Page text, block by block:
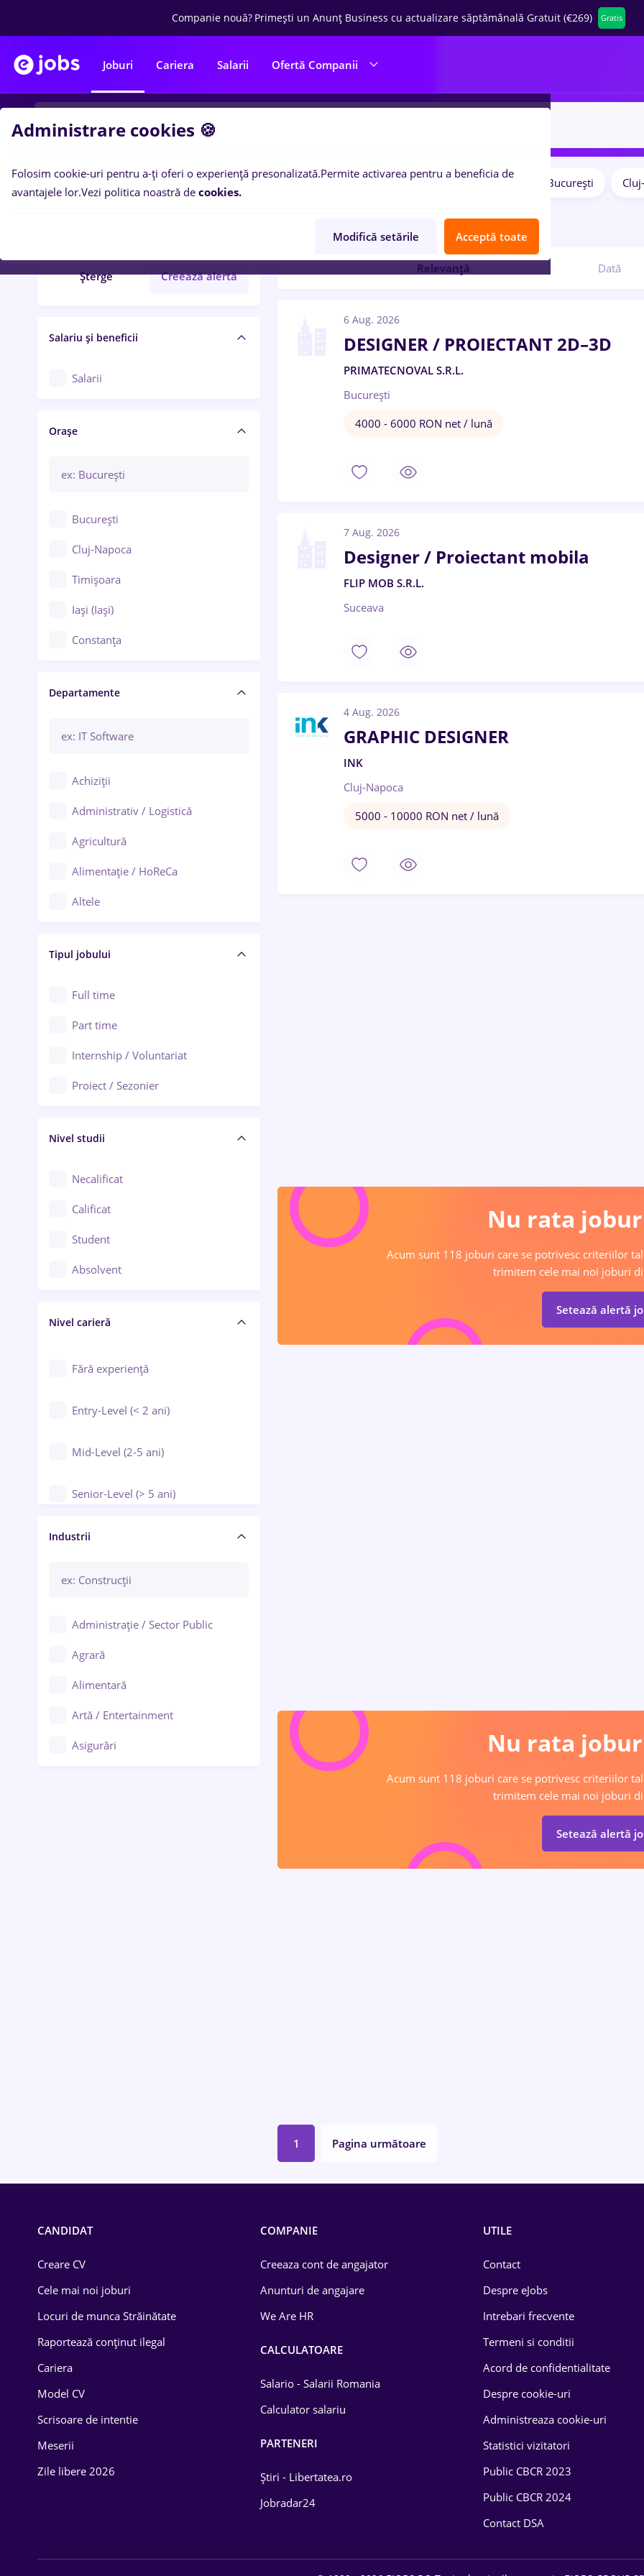
Companie nouă? Primești un Anunț Business cu actualizare săptămânală Gratuit (€269) Gratis
Joburi Cariera Salarii Ofertă Companii
Filtre
Șterge Creează alertă
Salariu și beneficii
Salarii
Orașe
București
Cluj-Napoca
Timișoara
Iași (Iași)
Constanța
Brașov
Bacău
Galați (Galați)
Ploiești
Arad
Baia Mare
Bârlad
Bistrița (Bistrița-Năsăud)
Departamente
Achiziții
Administrativ / Logistică
Agricultură
Alimentație / HoReCa
Altele
Asigurări
Au pair / Babysitter / Curățenie
Audit / Consultanță
Auto / Echipamente
Automatizări
Cercetare - dezvoltare
Chimie / Biochimie
Confecții / Design vestimentar
Construcții / Instalații
Controlul calității
Educație / Training / Arte
Tipul jobului
Full time
Part time
Internship / Voluntariat
Proiect / Sezonier
Nivel studii
Necalificat
Calificat
Student
Absolvent
Nivel carieră
Fără experiență
Entry-Level (< 2 ani)
Mid-Level (2-5 ani)
Senior-Level (> 5 ani)
Manager / Executiv
Industrii
Administrație / Sector Public
Agrară
Alimentară
Artă / Entertainment
Asigurări
București
designer 3d
Relevanță Dată
6 Aug. 2026
DESIGNER / PROIECTANT 2D–3D
PRIMATECNOVAL S.R.L.
București
4000 - 6000 RON net / lună
7 Aug. 2026
Designer / Proiectant mobila
FLIP MOB S.R.L.
Suceava
4 Aug. 2026
GRAPHIC DESIGNER
INK
Cluj-Napoca
5000 - 10000 RON net / lună
Nu rata
Acum sunt 118 joburi care se potrivesc criteriilor
trimitem cele mai noi joburi
Setează alertă
Nu rata
Acum sunt 118 joburi care se potrivesc criteriilor
trimitem cele mai noi joburi
Setează alertă
1 Pagina următoare
CANDIDAT
Creare CV
Cele mai noi joburi
Locuri de munca Străinătate
Raportează conținut ilegal
Cariera
Model CV
Scrisoare de intentie
Meserii
Zile libere 2026
COMPANIE
Creeaza cont de angajator
Anunturi de angajare
We Are HR
CALCULATOARE
Salario - Salarii Romania
Calculator salariu
PARTENERI
Știri - Libertatea.ro
Jobradar24
UTILE
Contact
Despre eJobs
Intrebari frecvente
Termeni si conditii
Acord de confidentialitate
Despre cookie-uri
Administreaza cookie-uri
Statistici vizitatori
Public CBCR 2023
Public CBCR 2024
Contact DSA
Administrare cookies 🍪
Folosim cookie-uri pentru a-ți oferi o experiență presonalizată.Permite activarea pentru a beneficia de
avantajele lor.Vezi politica noastră de cookies.
Modifică setările Acceptă toate